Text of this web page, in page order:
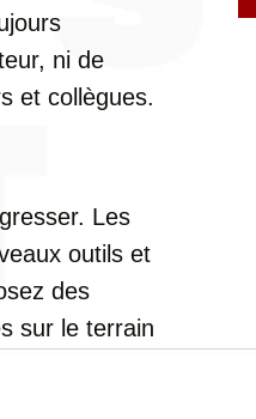
ni de
et collègues.
Les
outils et
des
sur le terrain